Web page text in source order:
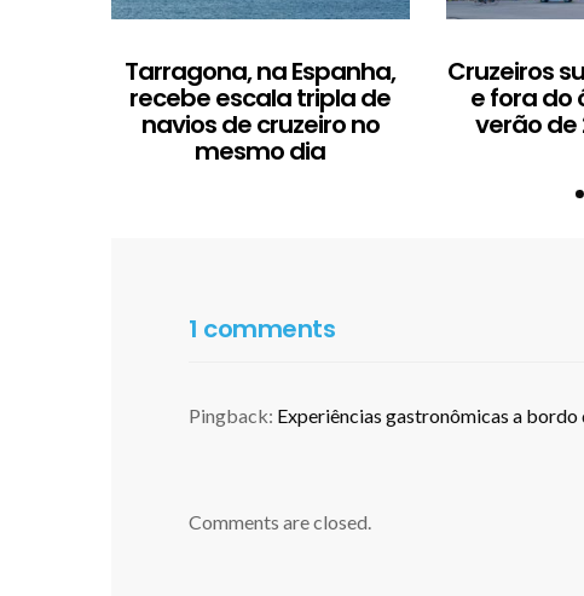
Tarragona, na Espanha,
recebe escala tripla de
navios de cruzeiro no
mesmo dia
Cruzeiros
e fora do
verão de
1 comments
Pingback: Experiências gastronômicas a
Comments are closed.